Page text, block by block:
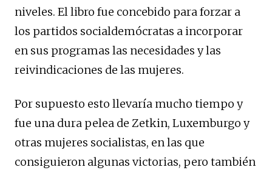
niveles. El libro fue concebido para forzar a
los partidos socialdemócratas a incorporar
en sus programas las necesidades y las
reivindicaciones de las mujeres.
Por supuesto esto llevaría mucho tiempo y
fue una dura pelea de Zetkin, Luxemburgo y
otras mujeres socialistas, en las que
consiguieron algunas victorias, pero también